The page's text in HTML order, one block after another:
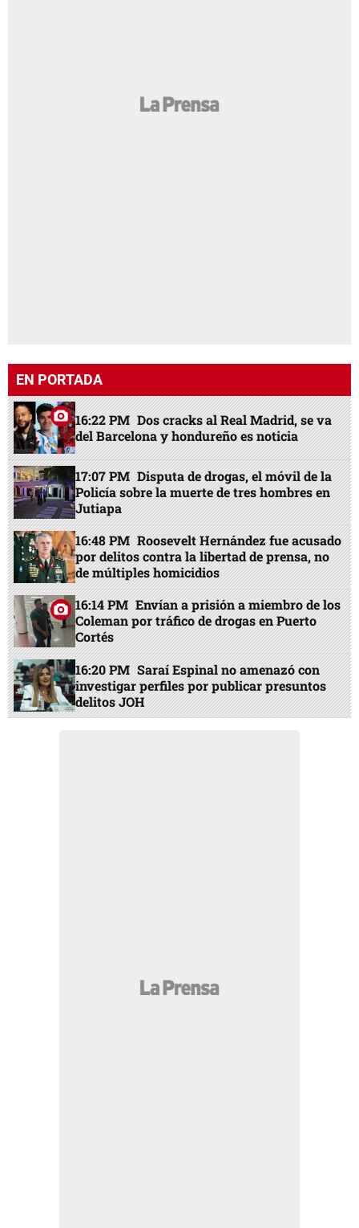
EN PORTADA
16:22 PM Dos cracks al Real Madrid, se va
del Barcelona y hondureño es noticia
17:07 PM Disputa de drogas, el móvil de la
Policía sobre la muerte de tres hombres en
Jutiapa
16:48 PM Roosevelt Hernández fue acusado
por delitos contra la libertad de prensa, no
de múltiples homicidios
16:14 PM Envían a prisión a miembro de los
Coleman por tráfico de drogas en Puerto
Cortés
16:20 PM Saraí Espinal no amenazó con
investigar perfiles por publicar presuntos
delitos JOH